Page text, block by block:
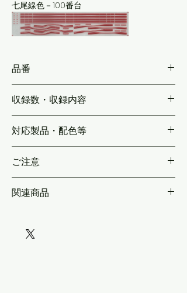
七尾線色－100番台
品番
収録数・収録内容
／前頭部帯(3次車用) 2両分／側面帯 2両分
／「弱冷車」表記 適量／ドアコック(白) 適
量
対応製品・配色等
ご注意
関連商品